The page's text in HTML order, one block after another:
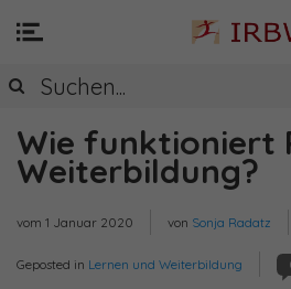
Wie funktioniert
Weiterbildung?
vom 1 Januar 2020 von Sonja Radatz
Geposted in Lernen und Weiterbildung